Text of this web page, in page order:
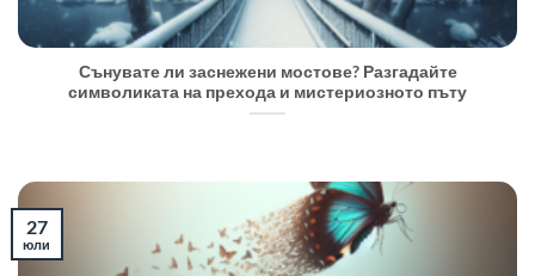
Сънувате ли заснежени мостове? Разгадайте
символиката на прехода и мистериозното пъту
27
юли